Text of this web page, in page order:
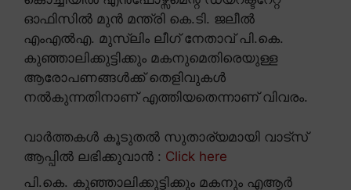
ഓഫിസിൽ മുൻ മന്ത്രി കെ.ടി. ജലീൽ
എംഎൽഎ. മുസ്ലിം ലീഗ് നേതാവ് പി.കെ.
കുഞ്ഞാലിക്കുട്ടിക്കും മകനുമെതിരെയുള്ള
ആരോപണങ്ങൾക്ക് തെളിവുകൾ
നൽകുന്നതിനാണ് എത്തിയതെന്നാണ് വിവരം.
വാർത്തകൾ കൂടുതൽ സുതാര്യമായി വാട്സ്
ആപ്പിൽ ലഭിക്കുവാൻ : Click here
പി.കെ. കുഞ്ഞാലിക്കുട്ടിക്കും മകനും എആർ